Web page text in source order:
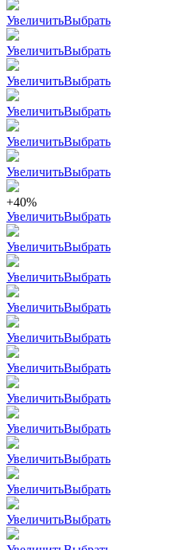
УвеличитьВыбрать
УвеличитьВыбрать
УвеличитьВыбрать
УвеличитьВыбрать
УвеличитьВыбрать
УвеличитьВыбрать
+40%
УвеличитьВыбрать
УвеличитьВыбрать
УвеличитьВыбрать
УвеличитьВыбрать
УвеличитьВыбрать
УвеличитьВыбрать
УвеличитьВыбрать
УвеличитьВыбрать
УвеличитьВыбрать
УвеличитьВыбрать
УвеличитьВыбрать